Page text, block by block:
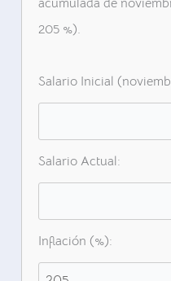
205 %).
Salario Inicial
Salario Actual:
Inflación (%):